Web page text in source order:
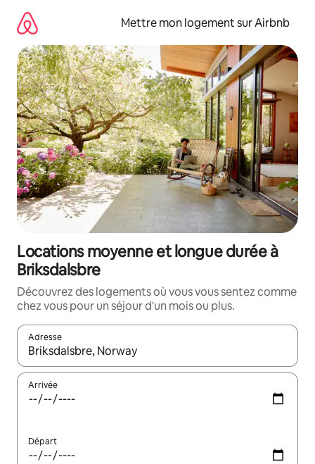
directement
contenu
Mettre mon logement sur Airbnb
Locations moyenne et longue durée à
Briksdalsbre
Découvrez des logements où vous vous sentez comme
chez vous pour un séjour d'un mois ou plus.
Adresse
Lorsque les résultats s'affichent, utilisez les flèches vers le
Arrivée
Départ